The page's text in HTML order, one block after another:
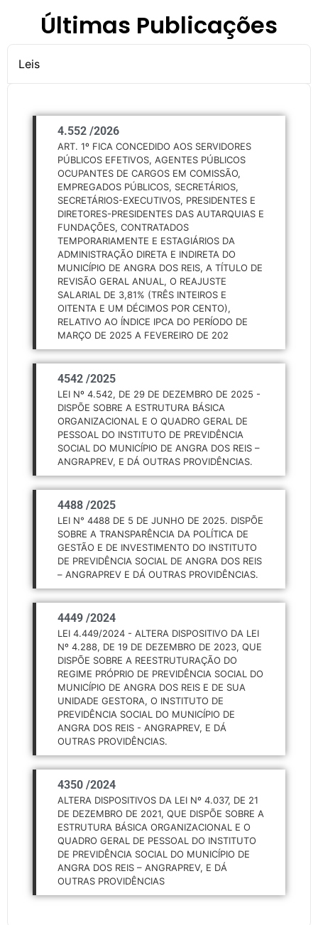
Últimas Publicações
Leis
4.552 /2026
ART. 1º FICA CONCEDIDO AOS SERVIDORES
PÚBLICOS EFETIVOS, AGENTES PÚBLICOS
OCUPANTES DE CARGOS EM COMISSÃO,
EMPREGADOS PÚBLICOS, SECRETÁRIOS,
SECRETÁRIOS-EXECUTIVOS, PRESIDENTES E
DIRETORES-PRESIDENTES DAS AUTARQUIAS E
FUNDAÇÕES, CONTRATADOS
TEMPORARIAMENTE E ESTAGIÁRIOS DA
ADMINISTRAÇÃO DIRETA E INDIRETA DO
MUNICÍPIO DE ANGRA DOS REIS, A TÍTULO DE
REVISÃO GERAL ANUAL, O REAJUSTE
SALARIAL DE 3,81% (TRÊS INTEIROS E
OITENTA E UM DÉCIMOS POR CENTO),
RELATIVO AO ÍNDICE IPCA DO PERÍODO DE
MARÇO DE 2025 A FEVEREIRO DE 202
4542 /2025
LEI Nº 4.542, DE 29 DE DEZEMBRO DE 2025 -
DISPÕE SOBRE A ESTRUTURA BÁSICA
ORGANIZACIONAL E O QUADRO GERAL DE
PESSOAL DO INSTITUTO DE PREVIDÊNCIA
SOCIAL DO MUNICÍPIO DE ANGRA DOS REIS –
ANGRAPREV, E DÁ OUTRAS PROVIDÊNCIAS.
4488 /2025
LEI N° 4488 DE 5 DE JUNHO DE 2025. DISPÕE
SOBRE A TRANSPARÊNCIA DA POLÍTICA DE
GESTÃO E DE INVESTIMENTO DO INSTITUTO
DE PREVIDÊNCIA SOCIAL DE ANGRA DOS REIS
– ANGRAPREV E DÁ OUTRAS PROVIDÊNCIAS.
4449 /2024
LEI 4.449/2024 - ALTERA DISPOSITIVO DA LEI
Nº 4.288, DE 19 DE DEZEMBRO DE 2023, QUE
DISPÕE SOBRE A REESTRUTURAÇÃO DO
REGIME PRÓPRIO DE PREVIDÊNCIA SOCIAL DO
MUNICÍPIO DE ANGRA DOS REIS E DE SUA
UNIDADE GESTORA, O INSTITUTO DE
PREVIDÊNCIA SOCIAL DO MUNICÍPIO DE
ANGRA DOS REIS - ANGRAPREV, E DÁ
OUTRAS PROVIDÊNCIAS.
4350 /2024
ALTERA DISPOSITIVOS DA LEI Nº 4.037, DE 21
DE DEZEMBRO DE 2021, QUE DISPÕE SOBRE A
ESTRUTURA BÁSICA ORGANIZACIONAL E O
QUADRO GERAL DE PESSOAL DO INSTITUTO
DE PREVIDÊNCIA SOCIAL DO MUNICÍPIO DE
ANGRA DOS REIS – ANGRAPREV, E DÁ
OUTRAS PROVIDÊNCIAS